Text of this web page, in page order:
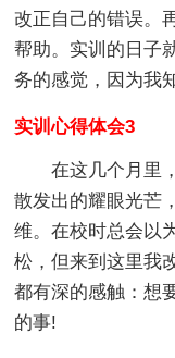
改正自己的错误。
帮助。实训的日子
务的感觉，因为我
实训心得体会3
在这几个月里，
散发出的耀眼光芒
维。在校时总会以
松，但来到这里我
都有深的感触：想
的事!